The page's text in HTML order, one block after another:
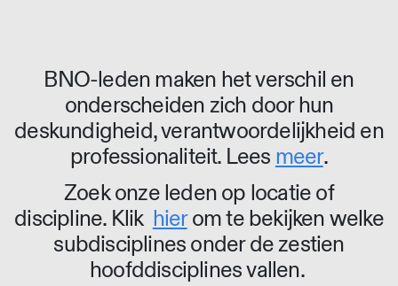
BNO-leden maken het verschil en
onderscheiden zich door hun
deskundigheid, verantwoordelijkheid en
professionaliteit. Lees meer.
Zoek onze leden op locatie of
discipline. Klik hierom te bekijken welke
subdisciplines onder de zestien
hoofddisciplines vallen.